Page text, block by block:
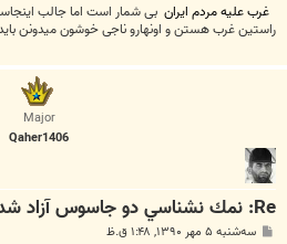
غرب علیه مردم ایرانبی شمار است اما جالب
راستین غرب هستن و اونهارو ناجی خوشون میدونن
Major
Qaher1406
Re: نمك نشناسي دو جاسوس آزاد شده
پ سه‌شنبه ۵ مهر ۱۳۹۰, ۱:۴۸ ق.ظ